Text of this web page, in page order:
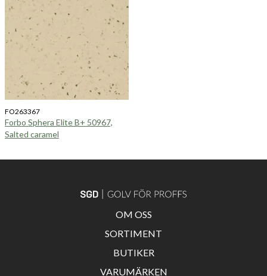
FO263367
Forbo Sphera Elite B+ 50967,
Salted caramel
OM OSS
SORTIMENT
BUTIKER
VARUMÄRKEN